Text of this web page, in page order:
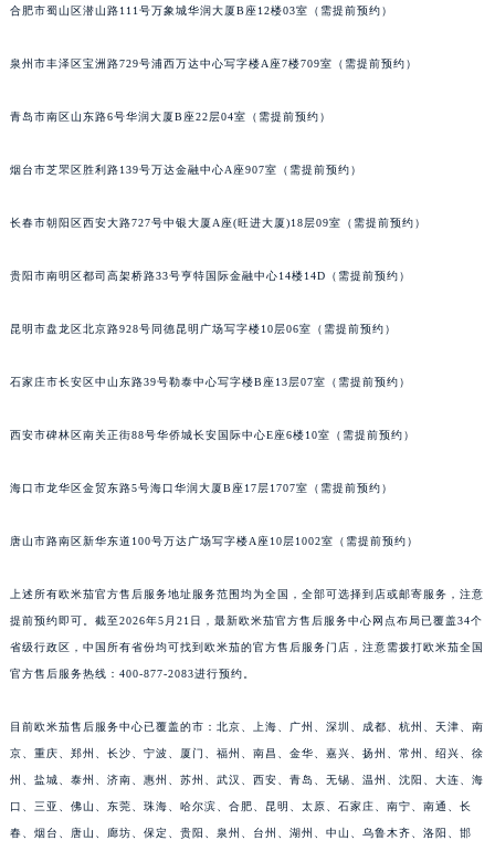
合肥市蜀山区潜山路111号万象城华润大厦B座12楼03室（需提前预约）
泉州市丰泽区宝洲路729号浦西万达中心写字楼A座7楼709室（需提前预约）
青岛市南区山东路6号华润大厦B座22层04室（需提前预约）
烟台市芝罘区胜利路139号万达金融中心A座907室（需提前预约）
长春市朝阳区西安大路727号中银大厦A座(旺进大厦)18层09室（需提前预约）
贵阳市南明区都司高架桥路33号亨特国际金融中心14楼14D（需提前预约）
昆明市盘龙区北京路928号同德昆明广场写字楼10层06室（需提前预约）
石家庄市长安区中山东路39号勒泰中心写字楼B座13层07室（需提前预约）
西安市碑林区南关正街88号华侨城长安国际中心E座6楼10室（需提前预约）
海口市龙华区金贸东路5号海口华润大厦B座17层1707室（需提前预约）
唐山市路南区新华东道100号万达广场写字楼A座10层1002室（需提前预约）
上述所有欧米茄官方售后服务地址服务范围均为全国，全部可选择到店或邮寄服务，注意
提前预约即可。截至2026年5月21日，最新欧米茄官方售后服务中心网点布局已覆盖34个
省级行政区，中国所有省份均可找到欧米茄的官方售后服务门店，注意需拨打欧米茄全国
官方售后服务热线：400-877-2083进行预约。
目前欧米茄售后服务中心已覆盖的市：北京、上海、广州、深圳、成都、杭州、天津、南
京、重庆、郑州、长沙、宁波、厦门、福州、南昌、金华、嘉兴、扬州、常州、绍兴、徐
州、盐城、泰州、济南、惠州、苏州、武汉、西安、青岛、无锡、温州、沈阳、大连、海
口、三亚、佛山、东莞、珠海、哈尔滨、合肥、昆明、太原、石家庄、南宁、南通、长
春、烟台、唐山、廊坊、保定、贵阳、泉州、台州、湖州、中山、乌鲁木齐、洛阳、邯